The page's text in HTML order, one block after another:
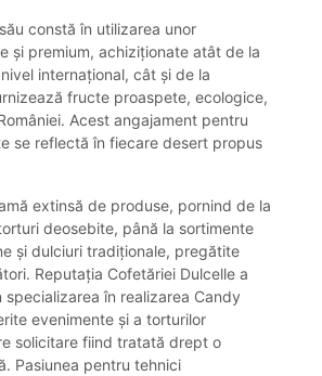
constă în utilizarea unor
și premium, achiziționate atât de la
internațional, cât și de la
fructe proaspete, ecologice,
Acest angajament pentru
se reflectă în fiecare desert propus
extinsă de produse, pornind de la
deosebite, până la sortimente
și dulciuri tradiționale, pregătite
Reputația Cofetăriei Dulcelle a
în realizarea Candy
evenimente și a torturilor
solicitare fiind tratată drept o
Pasiunea pentru tehnici